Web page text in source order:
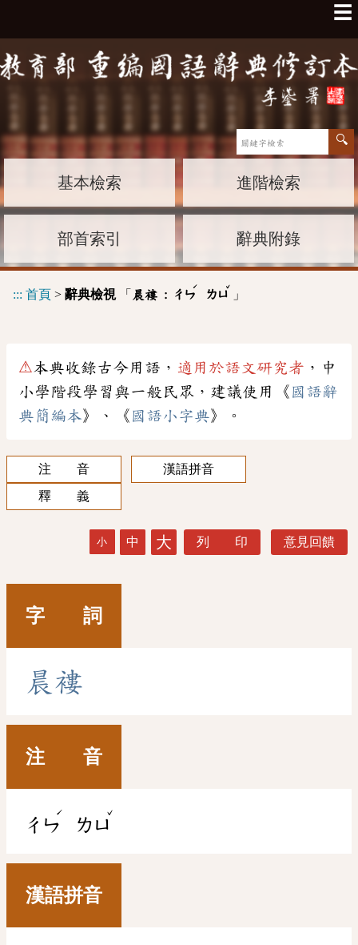
☰
基本檢索 進階檢索
部首索引 辭典附錄
::: 首頁 > 辭典檢視「 晨褸 : ㄔㄣ
ˊ
ㄌㄩ
ˇ
」
⚠本典收錄古今用語， 適用於語文研究者 ，中
小學階段學習與一般民眾，建議使用《 國語辭
典簡編本》、《 國語小字典》。
注 音
漢語拼音
釋 義
小 中 大 列 印 意見回饋
字 詞
晨 褸
注 音
ㄔㄣ
ˊ
ㄌㄩ
ˇ
漢語拼音